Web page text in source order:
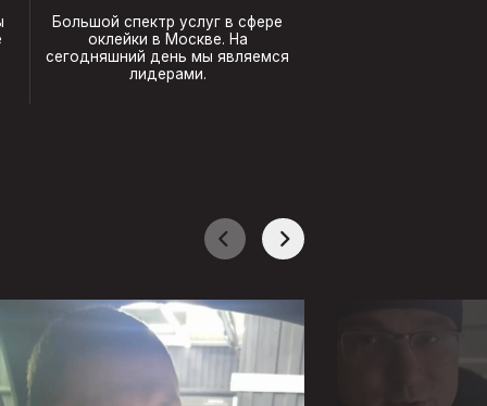
Большой спектр услуг в сфере
оклейки в Москве. На
сегодняшний день мы являемся
лидерами.